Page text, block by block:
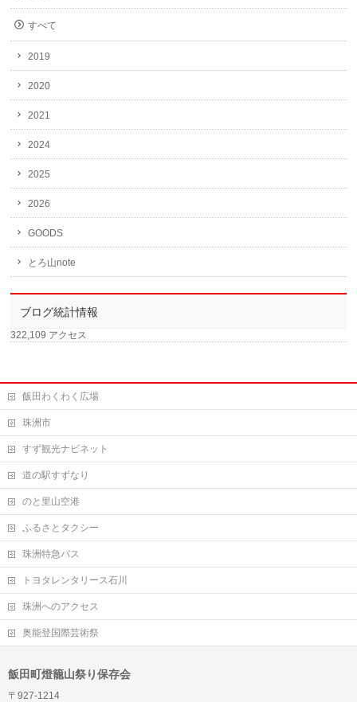
すべて
2019
2020
2021
2024
2025
2026
GOODS
とろ山note
ブログ統計情報
322,109 アクセス
飯田わくわく広場
珠洲市
すず観光ナビネット
道の駅すずなり
のと里山空港
ふるさとタクシー
珠洲特急バス
トヨタレンタリース石川
珠洲へのアクセス
奥能登国際芸術祭
飯田町燈籠山祭り保存会
〒927-1214